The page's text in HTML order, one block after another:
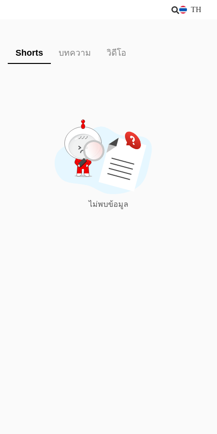
TH
Shorts บทความ วิดีโอ
ไม่พบข้อมูล